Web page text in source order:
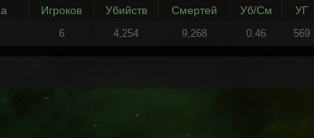
Игроков Убийств Смертей Уб/См УГ
6 4,254 9,268 0.46 569